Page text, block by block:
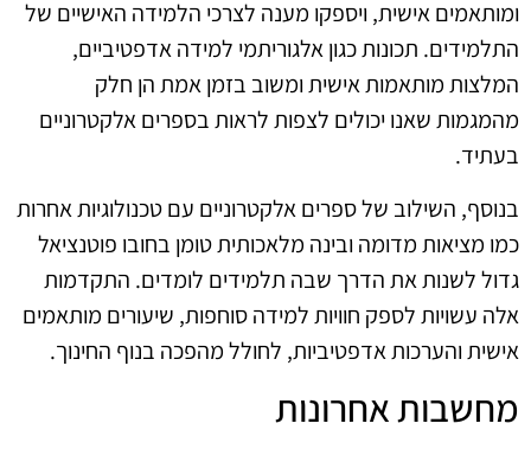
ומותאמים אישית, ויספקו מענה לצרכי הלמידה האישיים של
התלמידים. תכונות כגון אלגוריתמי למידה אדפטיביים,
המלצות מותאמות אישית ומשוב בזמן אמת הן חלק
מהמגמות שאנו יכולים לצפות לראות בספרים אלקטרוניים
בעתיד.
בנוסף, השילוב של ספרים אלקטרוניים עם טכנולוגיות אחרות
כמו מציאות מדומה ובינה מלאכותית טומן בחובו פוטנציאל
גדול לשנות את הדרך שבה תלמידים לומדים. התקדמות
אלה עשויות לספק חוויות למידה סוחפות, שיעורים מותאמים
אישית והערכות אדפטיביות, לחולל מהפכה בנוף החינוך.
מחשבות אחרונות